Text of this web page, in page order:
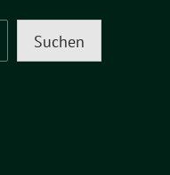
Suchen